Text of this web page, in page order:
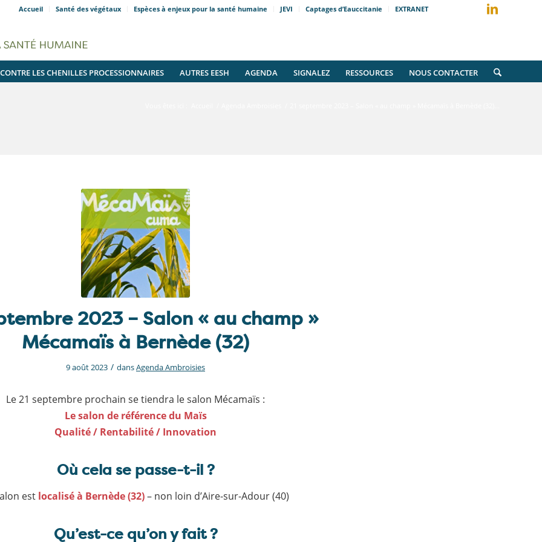
Accueil Santé des végétaux Espèces à enjeux pour la santé humaine JEVI Captages d’Eauccitanie EXTRANET
LES CHENILLES PROCESSIONNAIRES AUTRES EESH AGENDA SIGNALEZ RESSOURCES NOUS CONTACTER
2023 – Salon « au champ »
Mécamaïs à Bernède (32)
9 août 2023 / dansAgenda Ambroisies
Le 21 septembre prochain se tiendra le salon Mécamaïs :
Le salon de référence du Maïs
Qualité / Rentabilité / Innovation
Où cela se passe-t-il ?
est localisé à Bernède (32)– non loin d’Aire-sur-Adour (40)
Qu’est-ce qu’on y fait ?